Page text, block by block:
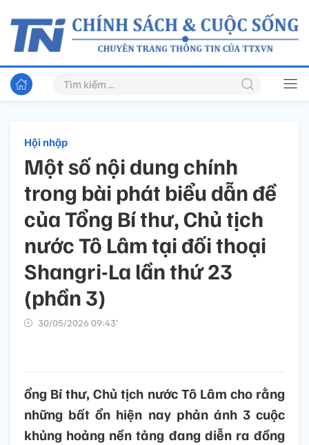
Hội nhập
Một số nội dung chính
trong bài phát biểu dẫn đề
của Tổng Bí thư, Chủ tịch
nước Tô Lâm tại đối thoại
Shangri-La lần thứ 23
(phần 3)
30/05/2026 09:43’
ổng Bí thư, Chủ tịch nước Tô Lâm cho rằng
những bất ổn hiện nay phản ánh 3 cuộc
khủng hoảng nền tảng đang diễn ra đồng